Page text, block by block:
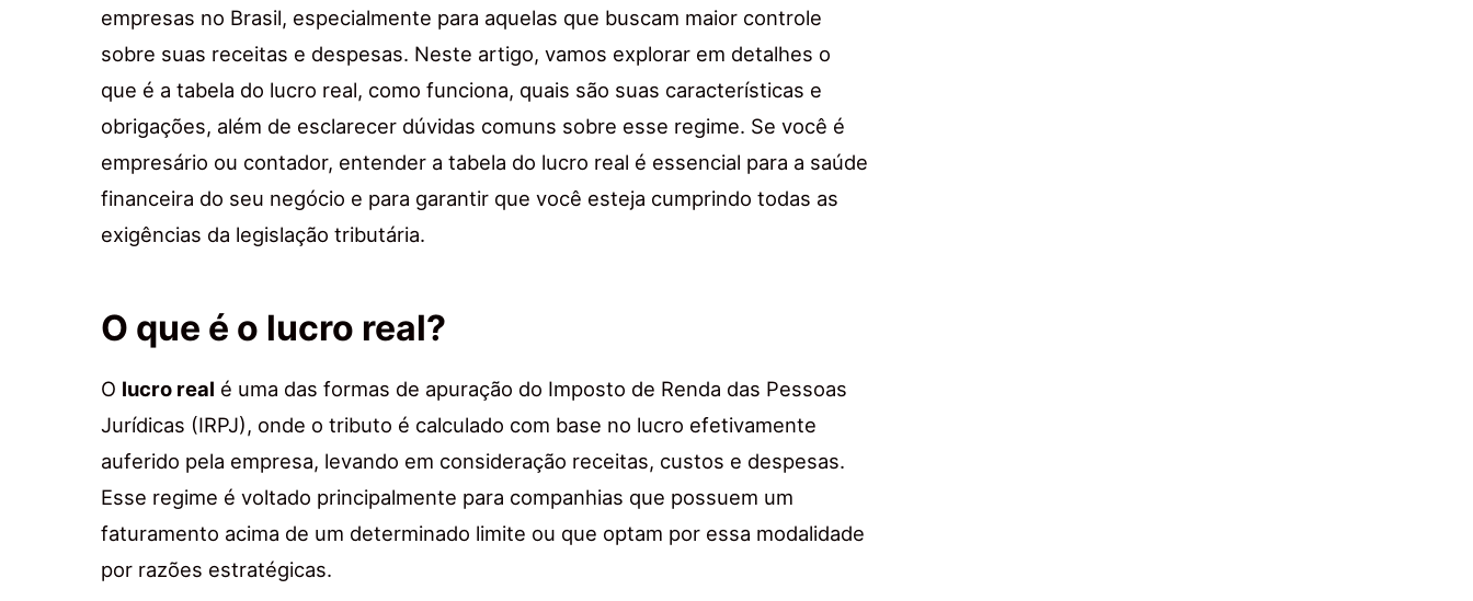
empresas no Brasil, especialmente para aquelas que buscam maior controle
sobre suas receitas e despesas. Neste artigo, vamos explorar em detalhes o
que é a tabela do lucro real, como funciona, quais são suas características e
obrigações, além de esclarecer dúvidas comuns sobre esse regime. Se você é
empresário ou contador, entender a tabela do lucro real é essencial para a saúde
financeira do seu negócio e para garantir que você esteja cumprindo todas as
exigências da legislação tributária.
O que é o lucro real?
O lucro real é uma das formas de apuração do Imposto de Renda das Pessoas
Jurídicas (IRPJ), onde o tributo é calculado com base no lucro efetivamente
auferido pela empresa, levando em consideração receitas, custos e despesas.
Esse regime é voltado principalmente para companhias que possuem um
faturamento acima de um determinado limite ou que optam por essa modalidade
por razões estratégicas.